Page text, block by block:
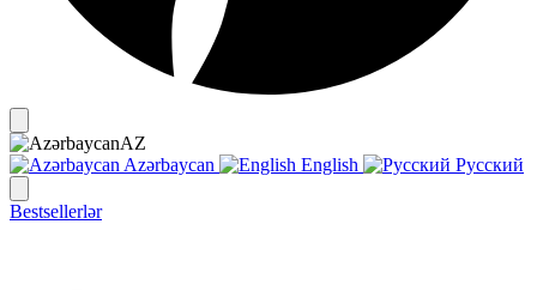
AZ
Azərbaycan
English Русский
Bestsellerlər